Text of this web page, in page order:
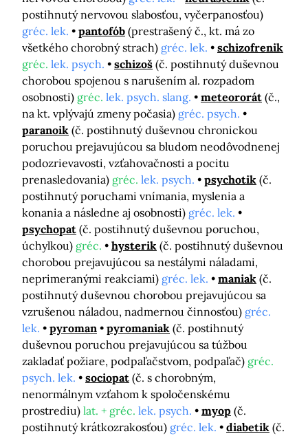
postihnutý nervovou slabosťou, vyčerpanosťou)
gréc. lek.
pantofób (prestrašený č., kt. má zo
všetkého chorobný strach) gréc. lek.
schizofrenik
gréc. lek. psych. schizoš (č. postihnutý duševnou
chorobou spojenou s narušením al. rozpadom
osobnosti) gréc. lek. psych. slang. meteororát (č.,
na kt. vplývajú zmeny počasia) gréc. psych.
paranoik (č. postihnutý duševnou chronickou
poruchou prejavujúcou sa bludom neodôvodnenej
podozrievavosti, vzťahovačnosti a pocitu
prenasledovania) gréc. lek. psych. psychotik (č.
postihnutý poruchami vnímania, myslenia a
konania a následne aj osobnosti) gréc. lek.
psychopat (č. postihnutý duševnou poruchou,
úchylkou) gréc. hysterik (č. postihnutý duševnou
chorobou prejavujúcou sa nestálymi náladami,
neprimeranými reakciami) gréc. lek. maniak (č.
postihnutý duševnou chorobou prejavujúcou sa
vzrušenou náladou, nadmernou činnosťou) gréc.
lek.
pyroman pyromaniak (č. postihnutý
duševnou poruchou prejavujúcou sa túžbou
zakladať požiare, podpaľačstvom, podpaľač) gréc.
psych. lek.
sociopat (č. s chorobným,
nenormálnym vzťahom k spoločenskému
prostrediu) lat. + gréc. lek. psych. myop (č.
postihnutý krátkozrakosťou) gréc. lek. diabetik (č.